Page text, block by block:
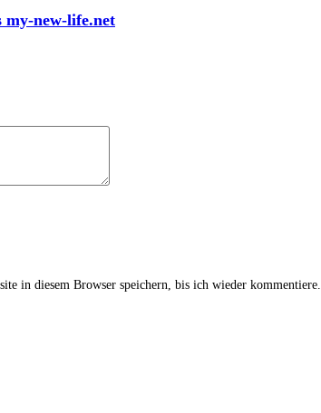
my-new-life.net
in diesem Browser speichern, bis ich wieder kommentiere.